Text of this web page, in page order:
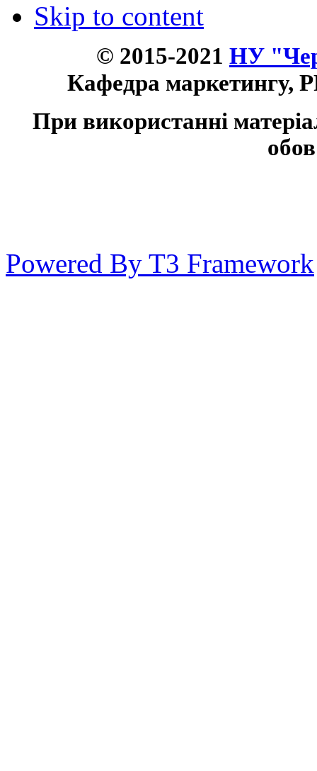
Skip to content
© 2015-2021 НУ
Кафедра маркетингу,
При використанні
Powered By T3 Framework